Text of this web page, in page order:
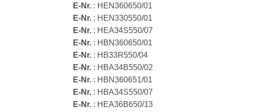
E-Nr. : HEN360650/01
E-Nr. : HEN330550/01
E-Nr. : HEA34S550/07
E-Nr. : HBN360650/01
E-Nr. : HB33R550/04
E-Nr. : HBA34B550/02
E-Nr. : HBN360651/01
E-Nr. : HBA34S550/07
E-Nr. : HEA36B650/13